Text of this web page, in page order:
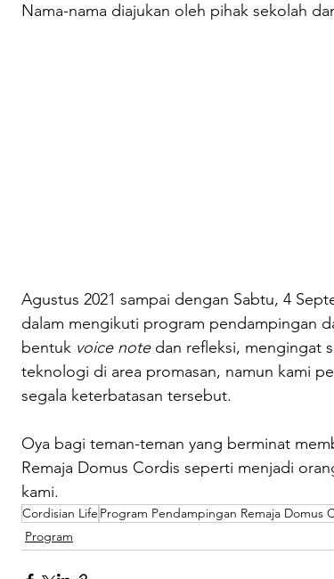
Nama-nama diajukan oleh pihak sekolah
Agustus 2021 sampai dengan Sabtu, 4
dalam mengikuti program pendampingan
bentuk voice note dan refleksi, mengingat
teknologi di area promasan, namun kami
segala keterbatasan tersebut.
Oya bagi teman-teman yang berminat
Remaja Domus Cordis seperti menjadi
kami.
Cordisian Life Program Pendampingan Remaja Domus
Program